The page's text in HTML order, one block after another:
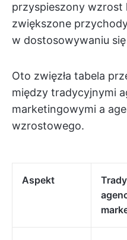
przyspieszony wzrost
zwiększone
w dostosowywaniu
Oto zwięzła tabela
między tradycyjnymi
marketingowymi a
wzrostowego.
Aspekt